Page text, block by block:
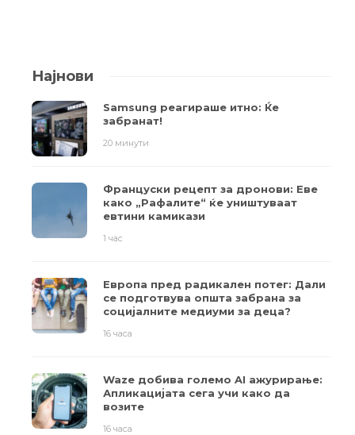
Најнови
Samsung реагираше итно: Ќе
забранат!
20 минути
Француски рецепт за дронови: Еве
како „Рафалите“ ќе уништуваат
евтини камикази
1 час
Европа пред радикален потег: Дали
се подготвува општа забрана за
социјалните медиуми за деца?
16 часа
Waze добива големо AI ажурирање:
Апликацијата сега учи како да
возите
16 часа